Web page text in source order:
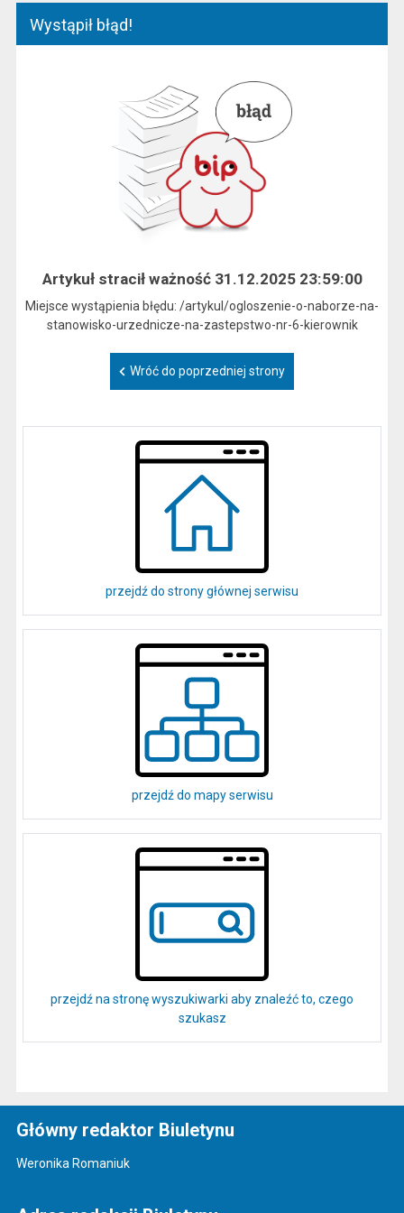
Wystąpił błąd!
Artykuł stracił ważność 31.12.2025 23:59:00
Miejsce wystąpienia błędu: /artykul/ogloszenie-o-naborze-na-
stanowisko-urzednicze-na-zastepstwo-nr-6-kierownik
Wróć do poprzedniej strony
przejdź do strony głównej serwisu
przejdź do mapy serwisu
przejdź na stronę wyszukiwarki aby znaleźć to, czego
szukasz
Główny redaktor Biuletynu
Weronika Romaniuk